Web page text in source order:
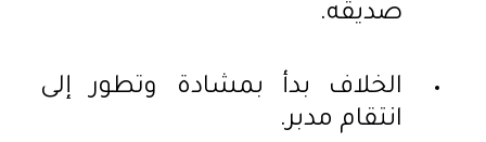
صديقه.
الخلاف بدأ بمشادة وتطور إلى
انتقام مدبر.